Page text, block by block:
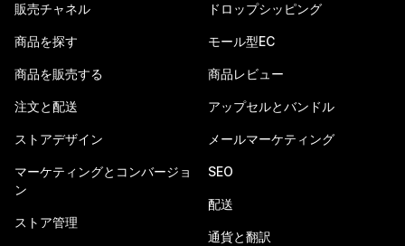
販売チャネル
商品を探す
商品を販売する
注文と配送
ストアデザイン
マーケティングとコンバージョ
ン
ストア管理
ドロップシッピング
モール型EC
商品レビュー
アップセルとバンドル
メールマーケティング
SEO
配送
通貨と翻訳